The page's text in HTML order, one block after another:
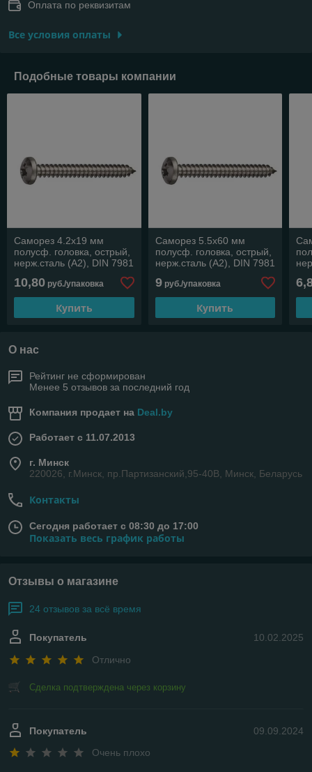
Оплата по реквизитам
Все условия оплаты
Подобные товары компании
Саморез 4.2х19 мм
полусф. головка, острый,
нерж.сталь (А2), DIN 7981
STARFIX
10,80 руб./упаковка
Купить
Саморез 5.5х60 мм
полусф. головка, острый,
нерж.сталь (А2), DIN 7981
STARFIX
9руб./упаковка
Купить
О нас
Рейтинг не сформирован
Менее 5 отзывов за последний год
Компания продает на Deal.by
Работает с 11.07.2013
г. Минск
220026, г.Минск, пр.Партизанский,95-40В, Минск, Беларусь
Контакты
Сегодня работает с 08:30 до 17:00
Показать весь график работы
Отзывы о магазине
24 отзывов за всё время
10.02.2025
Покупатель
Отлично
Сделка подтверждена через корзину
09.09.2024
Покупатель
Очень плохо